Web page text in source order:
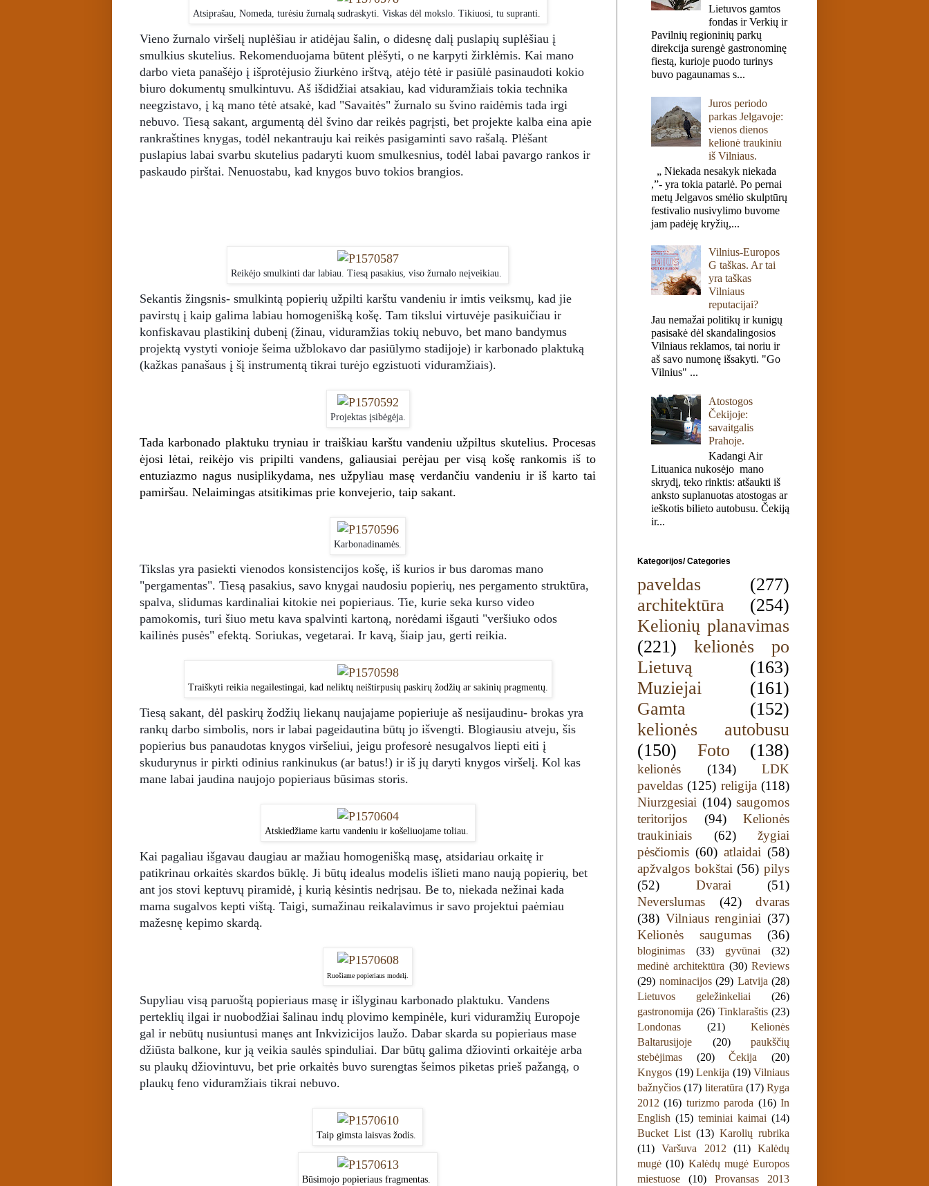
Atsiprašau, Nomeda, turėsiu žurnalą sudraskyti. Viskas dėl mokslo. Tikiuosi, tu supranti.
Vieno žurnalo viršelį nuplėšiau ir atidėjau šalin, o didesnę dalį puslapių suplėšiau į
smulkius skutelius. Rekomenduojama būtent plėšyti, o ne karpyti žirklėmis. Kai mano
darbo vieta panašėjo į išprotėjusio žiurkėno irštvą, atėjo tėtė ir pasiūlė pasinaudoti kokio
biuro dokumentų smulkintuvu. Aš išdidžiai atsakiau, kad viduramžiais tokia technika
neegzistavo, į ką mano tėtė atsakė, kad "Savaitės" žurnalo su švino raidėmis tada irgi
nebuvo. Tiesą sakant, argumentą dėl švino dar reikės pagrįsti, bet projekte kalba eina apie
rankraštines knygas, todėl nekantrauju kai reikės pasigaminti savo rašalą. Plėšant
puslapius labai svarbu skutelius padaryti kuom smulkesnius, todėl labai pavargo rankos ir
paskaudo pirštai. Nenuostabu, kad knygos buvo tokios brangios.
Reikėjo smulkinti dar labiau. Tiesą pasakius, viso žurnalo neįveikiau.
Sekantis žingsnis- smulkintą popierių užpilti karštu vandeniu ir imtis veiksmų, kad jie
pavirstų į kaip galima labiau homogenišką košę. Tam tikslui virtuvėje pasikuičiau ir
konfiskavau plastikinį dubenį (žinau, viduramžias tokių nebuvo, bet mano bandymus
projektą vystyti vonioje šeima užblokavo dar pasiūlymo stadijoje) ir karbonado plaktuką
(kažkas panašaus į šį instrumentą tikrai turėjo egzistuoti viduramžiais).
Projektas įsibėgėja.
Tada karbonado plaktuku tryniau ir traiškiau karštu vandeniu užpiltus skutelius. Procesas
ėjosi lėtai, reikėjo vis pripilti vandens, galiausiai perėjau per visą košę rankomis iš to
entuziazmo nagus nusiplikydama, nes užpyliau masę verdančiu vandeniu ir iš karto tai
pamiršau. Nelaimingas atsitikimas prie konvejerio, taip sakant.
Karbonadinamės.
Tikslas yra pasiekti vienodos konsistencijos košę, iš kurios ir bus daromas mano
"pergamentas". Tiesą pasakius, savo knygai naudosiu popierių, nes pergamento struktūra,
spalva, slidumas kardinaliai kitokie nei popieriaus. Tie, kurie seka kurso video
pamokomis, turi šiuo metu kava spalvinti kartoną, norėdami išgauti "veršiuko odos
kailinės pusės" efektą. Soriukas, vegetarai. Ir kavą, šiaip jau, gerti reikia.
Traiškyti reikia negailestingai, kad neliktų neištirpusių paskirų žodžių ar sakinių pragmentų.
Tiesą sakant, dėl paskirų žodžių liekanų naujajame popieriuje aš nesijaudinu- brokas yra
rankų darbo simbolis, nors ir labai pageidautina būtų jo išvengti. Blogiausiu atveju, šis
popierius bus panaudotas knygos viršeliui, jeigu profesorė nesugalvos liepti eiti į
skudurynus ir pirkti odinius rankinukus (ar batus!) ir iš jų daryti knygos viršelį. Kol kas
mane labai jaudina naujojo popieriaus būsimas storis.
Atskiedžiame kartu vandeniu ir košeliuojame toliau.
Kai pagaliau išgavau daugiau ar mažiau homogenišką masę, atsidariau orkaitę ir
patikrinau orkaitės skardos būklę. Ji būtų idealus modelis išlieti mano naują popierių, bet
ant jos stovi keptuvų piramidė, į kurią kėsintis nedrįsau. Be to, niekada nežinai kada
mama sugalvos kepti vištą. Taigi, sumažinau reikalavimus ir savo projektui paėmiau
mažesnę kepimo skardą.
Ruošiame popieriaus modelį.
Supyliau visą paruoštą popieriaus masę ir išlyginau karbonado plaktuku. Vandens
perteklių ilgai ir nuobodžiai šalinau indų plovimo kempinėle, kuri viduramžių Europoje
gal ir nebūtų nusiuntusi manęs ant Inkvizicijos laužo. Dabar skarda su popieriaus mase
džiūsta balkone, kur ją veikia saulės spinduliai. Dar būtų galima džiovinti orkaitėje arba
su plaukų džiovintuvu, bet prie orkaitės buvo surengtas šeimos piketas prieš pažangą, o
plaukų feno viduramžiais tikrai nebuvo.
Taip gimsta laisvas žodis.
Būsimojo popieriaus fragmentas.
Lietuvos gamtos
fondas ir Verkių ir
Pavilnių regioninių parkų
direkcija surengė gastronominę
fiestą, kurioje puodo turinys
buvo pagaunamas s...
Juros periodo
parkas Jelgavoje:
vienos dienos
kelionė traukiniu
iš Vilniaus.
„ Niekada nesakyk niekada
,”- yra tokia patarlė. Po pernai
metų Jelgavos smėlio skulptūrų
festivalio nusivylimo buvome
jam padėję kryžių,...
Vilnius-Europos
G taškas. Ar tai
yra taškas
Vilniaus
reputacijai?
Jau nemažai politikų ir kunigų
pasisakė dėl skandalingosios
Vilniaus reklamos, tai noriu ir
aš savo numonę išsakyti. "Go
Vilnius" ...
Atostogos
Čekijoje:
savaitgalis
Prahoje.
Kadangi Air
Lituanica nukosėjo mano
skrydį, teko rinktis: atšaukti iš
anksto suplanuotas atostogas ar
ieškotis bilieto autobusu. Čekiją
ir...
Kategorijos/ Categories
paveldas
(277)
architektūra
(254)
Kelionių planavimas
(221)
kelionės po
Lietuvą
(163)
Muziejai
(161)
Gamta
(152)
kelionės autobusu
(150)
Foto (138)
kelionės (134)
LDK
paveldas (125) religija (118)
Niurzgesiai (104) saugomos
teritorijos
(94)
Kelionės
traukiniais
(62)
žygiai
pėsčiomis (60) atlaidai (58)
apžvalgos bokštai (56) pilys
(52)
Dvarai
(51)
Neverslumas
(42)
dvaras
(38) Vilniaus renginiai (37)
Kelionės saugumas
(36)
bloginimas (33) gyvūnai
(32)
medinė architektūra (30) Reviews
(29) nominacijos (29) Latvija (28)
Lietuvos geležinkeliai
(26)
gastronomija (26) Tinklaraštis (23)
Londonas
(21)
Kelionės
Baltarusijoje
(20)
paukščių
stebėjimas
(20) Čekija
(20)
Knygos (19) Lenkija (19) Vilniaus
bažnyčios (17) literatūra (17) Ryga
2012 (16) turizmo paroda (16) In
English (15) teminiai kaimai (14)
Bucket List (13) Karolių rubrika
(11)
Varšuva 2012 (11)
Kalėdų
mugė (10) Kalėdų mugė Europos
miestuose
(10) Provansas 2013